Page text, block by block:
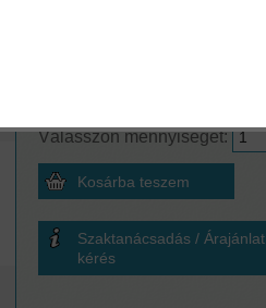
Válasszon mennyiséget:
Szaktanácsadás / Árajánlat
kérés